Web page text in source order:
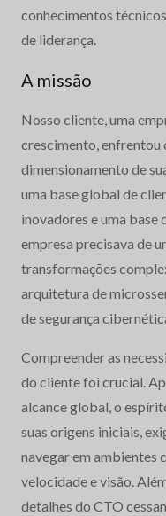
conhecimentos
de liderança.
A missão
Nosso cliente, uma
crescimento,
dimensionamento de
uma base global de
inovadores e uma base
empresa precisava de
transformações
arquitetura de
de segurança
Compreender as
do cliente foi crucial.
alcance global, o
suas origens iniciais,
navegar em ambientes
velocidade e visão.
detalhes do CTO